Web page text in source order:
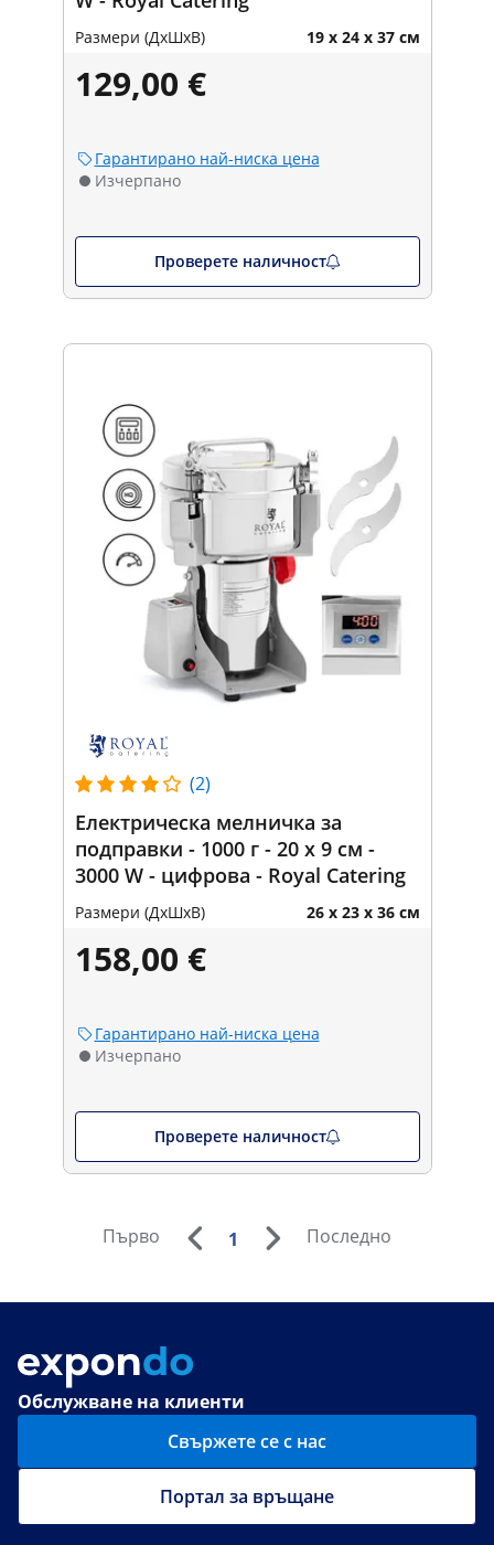
Размери (ДxШxВ) 19 x 24 x 37 см
129,00 €
Гарантирано най-ниска цена
Изчерпано
Проверете наличност
(2)
Електрическа мелничка за
подправки - 1000 г - 20 x 9 см -
3000 W - цифрова - Royal Catering
Размери (ДxШxВ) 26 x 23 x 36 см
158,00 €
Гарантирано най-ниска цена
Изчерпано
Проверете наличност
Първо 1 Последно
Обслужване на клиенти
Свържете се с нас
Портал за връщане